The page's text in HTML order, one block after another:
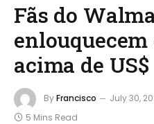
Fãs do
acima de US$
ByFrancisco July 30,
5 Mins Read